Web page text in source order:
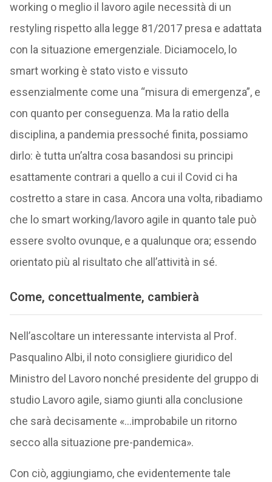
working o meglio il lavoro agile necessità di un
restyling rispetto alla legge 81/2017 presa e adattata
con la situazione emergenziale. Diciamocelo, lo
smart working è stato visto e vissuto
essenzialmente come una “misura di emergenza”, e
con quanto per conseguenza. Ma la ratio della
disciplina, a pandemia pressoché finita, possiamo
dirlo: è tutta un’altra cosa basandosi su principi
esattamente contrari a quello a cui il Covid ci ha
costretto a stare in casa. Ancora una volta, ribadiamo
che lo smart working/lavoro agile in quanto tale può
essere svolto ovunque, e a qualunque ora; essendo
orientato più al risultato che all’attività in sé.
Come, concettualmente, cambierà
Nell’ascoltare un interessante intervista al Prof.
Pasqualino Albi, il noto consigliere giuridico del
Ministro del Lavoro nonché presidente del gruppo di
studio Lavoro agile, siamo giunti alla conclusione
che sarà decisamente «…improbabile un ritorno
secco alla situazione pre-pandemica».
Con ciò, aggiungiamo, che evidentemente tale